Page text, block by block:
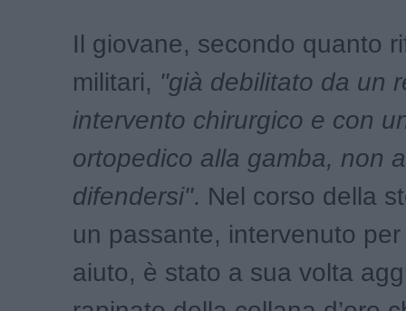
Il giovane, secondo quanto
militari, "già debilitato da un
intervento chirurgico e con
ortopedico alla gamba, non
difendersi". Nel corso della
un passante, intervenuto
aiuto, è stato a sua volta